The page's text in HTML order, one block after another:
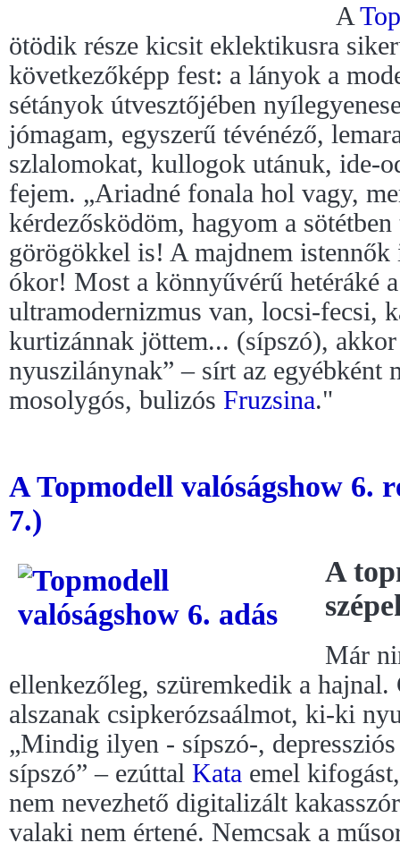
A
ötödik része kicsit eklektikusra
következőképp fest: a lányok a
sétányok útvesztőjében
jómagam, egyszerű tévénéző,
szlalomokat, kullogok utánuk, ide-
fejem. „Ariadné fonala hol vagy,
kérdezősködöm, hagyom a
görögökkel is! A majdnem istennők
ókor! Most a könnyűvérű hetéráké
ultramodernizmus van, locsi-fecsi,
kurtizánnak jöttem... (sípszó),
nyuszilánynak” – sírt az egyébként
mosolygós, bulizós Fruzsina."
A Topmodell valóságshow 6.
7.)
A
Már
ellenkezőleg, szüremkedik a
alszanak csipkerózsaálmot, ki-ki
„Mindig ilyen - sípszó-,
sípszó” – ezúttal Kata emel
nem nevezhető digitalizált
valaki nem értené. Nemcsak a